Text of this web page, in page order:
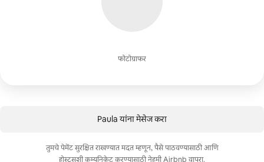
फोटोग्राफर
Paula यांना मेसेज करा
तुमचे पेमेंट सुरक्षित राखण्यात मदत म्हणून, पैसे पाठवण्यासाठी आणि
होस्ट्सशी कम्युनिकेट करण्यासाठी नेहमी Airbnb वापरा.